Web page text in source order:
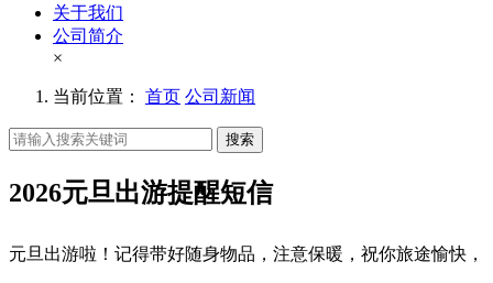
关于我们
公司简介
×
当前位置： 首页 公司新闻
搜索
2026元旦出游提醒短信
元旦出游啦！记得带好随身物品，注意保暖，祝你旅途愉快，